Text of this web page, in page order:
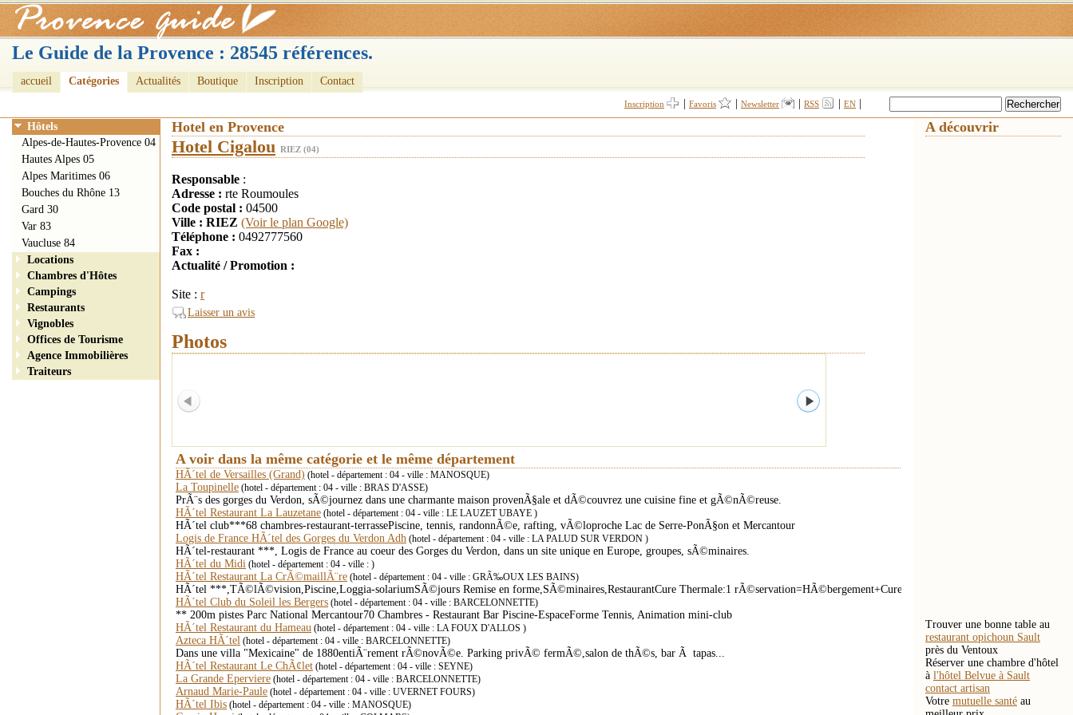
Le Guide de la Provence : 28545 références.
accueil Catégories Actualités Boutique Inscription Contact
Inscription Favoris Newsletter RSS EN
Hotel en Provence
Hotel Cigalou RIEZ (04)
Responsable :
Adresse : rte Roumoules
Code postal : 04500
Ville : RIEZ (Voir le plan Google)
Téléphone : 0492777560
Fax :
Actualité / Promotion :
Site : r
Laisser un avis
Photos
A voir dans la même catégorie et le même département
HÃ´tel de Versailles (Grand) (hotel - département : 04 - ville : MANOSQUE)
La Toupinelle (hotel - département : 04 - ville : BRAS D'ASSE)
PrÃ¨s des gorges du Verdon, sÃ©journez dans une charmante maison provenÃ§ale et dÃ©couvrez une cuisine fine et gÃ©nÃ©reuse.
HÃ´tel Restaurant La Lauzetane (hotel - département : 04 - ville : LE LAUZET UBAYE )
HÃ´tel club***68 chambres-restaurant-terrassePiscine, tennis, randonnÃ©e, rafting, vÃ©loproche Lac de Serre-PonÃ§on et Mercantour
Logis de France HÃ´tel des Gorges du Verdon Adh (hotel - département : 04 - ville : LA PALUD SUR VERDON )
HÃ´tel-restaurant ***, Logis de France au coeur des Gorges du Verdon, dans un site unique en Europe, groupes, sÃ©minaires.
HÃ´tel du Midi (hotel - département : 04 - ville : )
HÃ´tel Restaurant La CrÃ©maillÃ¨re (hotel - département : 04 - ville : GRÃ‰OUX LES BAINS)
HÃ´tel ***,TÃ©lÃ©vision,Piscine,Loggia-solariumSÃ©jours Remise en forme,SÃ©minaires,RestaurantCure Thermale:1 rÃ©servation=HÃ©bergement+Cure
HÃ´tel Club du Soleil les Bergers (hotel - département : 04 - ville : BARCELONNETTE)
** 200m pistes Parc National Mercantour70 Chambres - Restaurant Bar Piscine-EspaceForme Tennis, Animation mini-club
HÃ´tel Restaurant du Hameau (hotel - département : 04 - ville : LA FOUX D'ALLOS )
Azteca HÃ´tel (hotel - département : 04 - ville : BARCELONNETTE)
Dans une villa "Mexicaine" de 1880entiÃ¨rement rÃ©novÃ©e. Parking privÃ© fermÃ©,salon de thÃ©s, bar Ã tapas...
HÃ´tel Restaurant Le ChÃ¢let (hotel - département : 04 - ville : SEYNE)
La Grande Eperviere (hotel - département : 04 - ville : BARCELONNETTE)
Arnaud Marie-Paule (hotel - département : 04 - ville : UVERNET FOURS)
HÃ´tel Ibis (hotel - département : 04 - ville : MANOSQUE)
Hôtels
Alpes-de-Hautes-Provence 04
Hautes Alpes 05
Alpes Maritimes 06
Bouches du Rhône 13
Gard 30
Var 83
Vaucluse 84
Locations
Chambres d'Hôtes
Campings
Restaurants
Vignobles
Offices de Tourisme
Agence Immobilières
Traiteurs
A découvrir
Trouver une bonne table au
restaurant opichoun Sault
près du Ventoux
Réserver une chambre d'hôtel
à l'hôtel Belvue à Sault
contact artisan
Votre mutuelle santé au